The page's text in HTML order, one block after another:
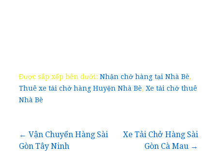
Được sắp xếp bên dưới: Nhận chở hàng tại Nhà Bè,
Thuê xe tải chở hàng Huyện Nhà Bè, Xe tải chở thuê
Nhà Bè
Điều
← Vận Chuyển Hàng Sài
Gòn Tây Ninh
Xe Tải Chở Hàng Sài
Gòn Cà Mau →